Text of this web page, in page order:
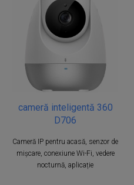
cameră inteligentă 360
D706
Cameră IP pentru acasă, senzor de
mișcare, conexiune Wi-Fi, vedere
nocturnă, aplicație